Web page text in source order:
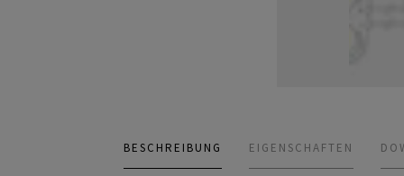
BESCHREIBUNG EIGENSCHAFTEN